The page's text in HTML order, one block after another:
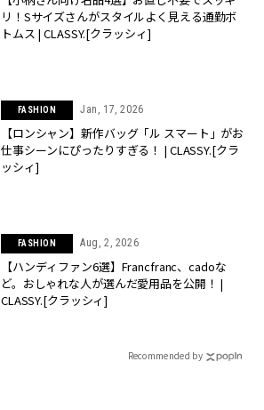
リ！Sサイズさんがスタイルよく見える通勤ボ
トムス | CLASSY.[クラッシィ]
FASHION Jan, 17, 2026
【ロンシャン】新作バッグ「ル スマート」がお
仕事シーンにぴったりすぎる！ | CLASSY.[クラ
ッシィ]
FASHION Aug, 2, 2026
【ハンディファン6選】Francfranc、cadoな
ど。おしゃれな人が選んだ愛用品を公開！ |
CLASSY.[クラッシィ]
Recommended by